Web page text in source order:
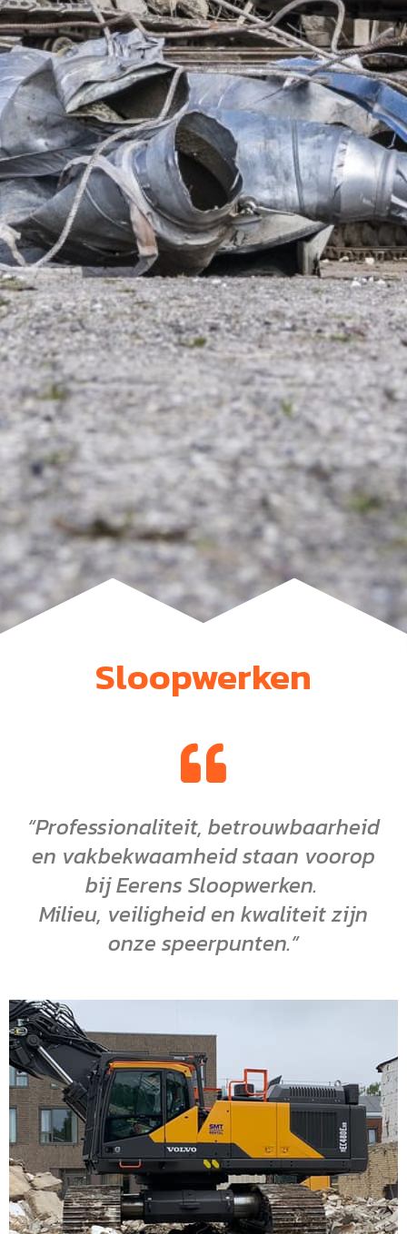
Sloopwerken
“Professionaliteit, betrouwbaarheid
en vakbekwaamheid staan voorop
bij Eerens Sloopwerken.
Milieu, veiligheid en kwaliteit zijn
onze speerpunten.”